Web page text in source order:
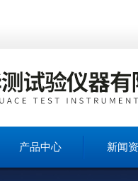
产品中心 新闻